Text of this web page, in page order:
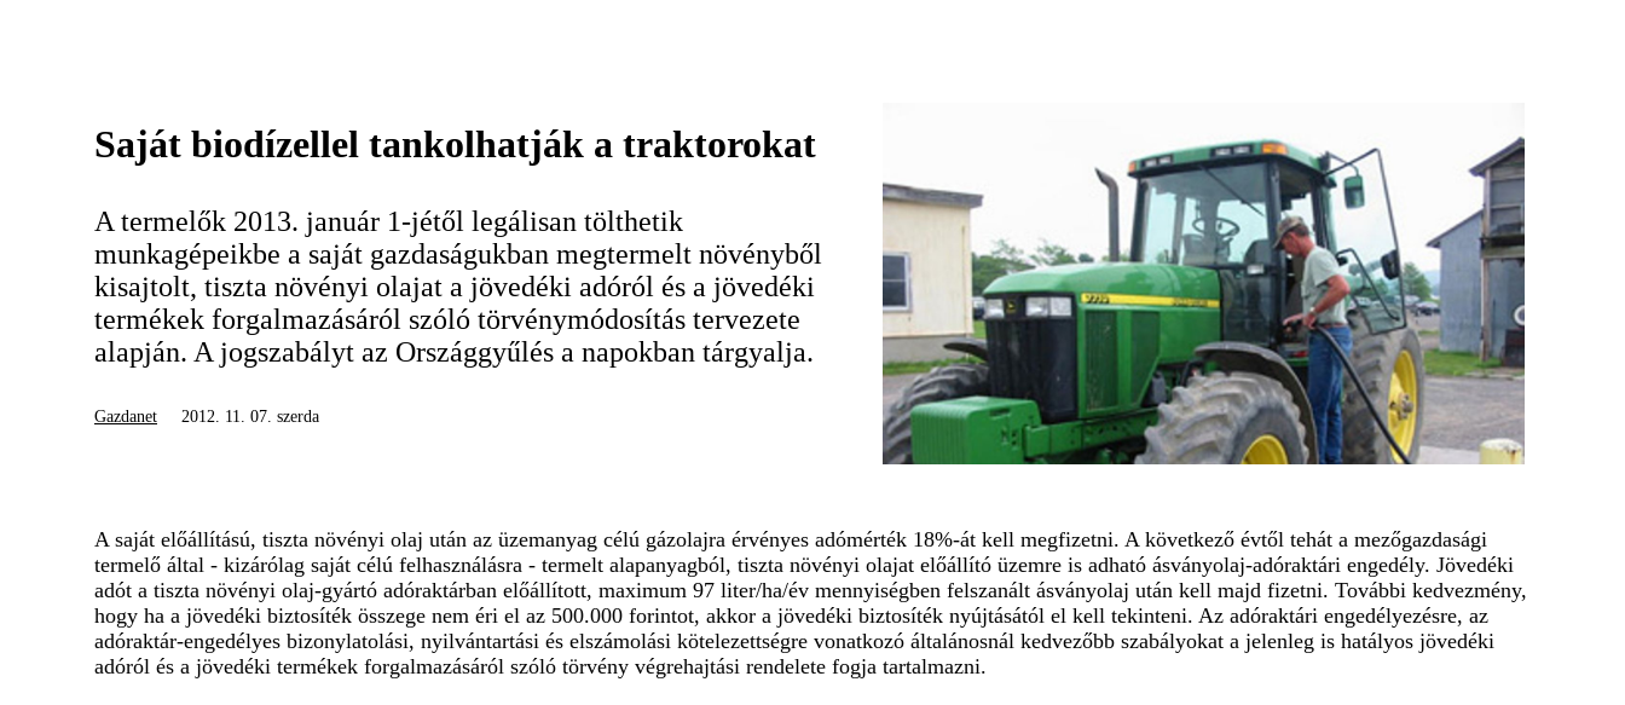
Saját biodízellel tankolhatják a traktorokat
A termelők 2013. január 1-jétől legálisan tölthetik
munkagépeikbe a saját gazdaságukban megtermelt növényből
kisajtolt, tiszta növényi olajat a jövedéki adóról és a jövedéki
termékek forgalmazásáról szóló törvénymódosítás tervezete
alapján. A jogszabályt az Országgyűlés a napokban tárgyalja.
Gazdanet 2012. 11. 07. szerda
A saját előállítású, tiszta növényi olaj után az üzemanyag célú gázolajra érvényes adómérték 18%-át kell megfizetni. A következő évtől tehát a mezőgazdasági
termelő által - kizárólag saját célú felhasználásra - termelt alapanyagból, tiszta növényi olajat előállító üzemre is adható ásványolaj-adóraktári engedély. Jövedéki
adót a tiszta növényi olaj-gyártó adóraktárban előállított, maximum 97 liter/ha/év mennyiségben felszanált ásványolaj után kell majd fizetni. További kedvezmény,
hogy ha a jövedéki biztosíték összege nem éri el az 500.000 forintot, akkor a jövedéki biztosíték nyújtásától el kell tekinteni. Az adóraktári engedélyezésre, az
adóraktár-engedélyes bizonylatolási, nyilvántartási és elszámolási kötelezettségre vonatkozó általánosnál kedvezőbb szabályokat a jelenleg is hatályos jövedéki
adóról és a jövedéki termékek forgalmazásáról szóló törvény végrehajtási rendelete fogja tartalmazni.